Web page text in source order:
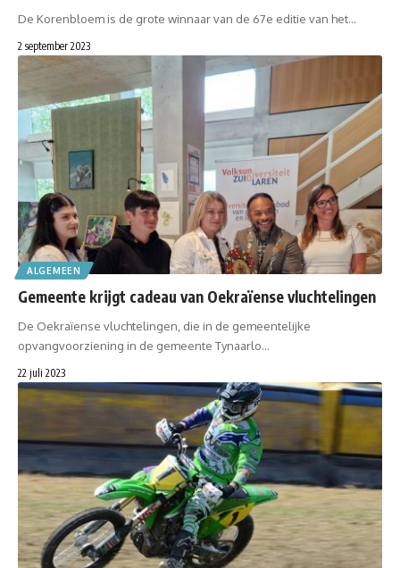
De Korenbloem is de grote winnaar van de 67e editie van het…
2 september 2023
ALGEMEEN
Gemeente krijgt cadeau van Oekraïense vluchtelingen
De Oekraïense vluchtelingen, die in de gemeentelijke
opvangvoorziening in de gemeente Tynaarlo…
22 juli 2023